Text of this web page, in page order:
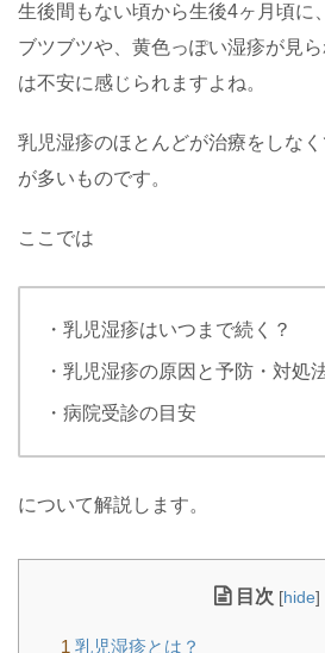
生後間もない頃から生後4ヶ月頃に
ブツブツや、黄色っぽい湿疹が見
は不安に感じられますよね。
乳児湿疹のほとんどが治療をしな
が多いものです。
ここでは
・乳児湿疹はいつまで続く？
・乳児湿疹の原因と予防・対処
・病院受診の目安
について解説します。
目次 [hide]
1 乳児湿疹とは？